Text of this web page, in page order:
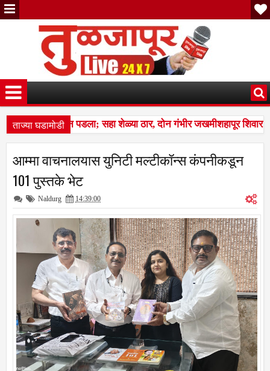
ताज्या घडामोडी
शेळ्यांवर तुटून पडला; सहा शेळ्या ठार, दोन गंभीर जखमीशहापूर
देतो' म्हणत १७ लाखांचा गंडा; तुळजापूर तालुक्यातील दाम्पत्याची आर्थिक
शेळ्यांवर तुटून पडला; सहा शेळ्या ठार, दोन गंभीर जखमीशहापूर
आम्मा वाचनालयास युनिटी मल्टीकॉन्स कंपनीकडून
101 पुस्तके भेट
Naldurg 14:39:00